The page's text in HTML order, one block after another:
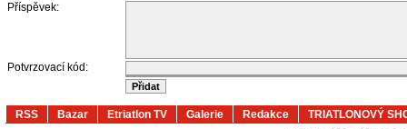
Příspěvek:
Potvrzovací kód:
RSS Bazar Etriatlon TV Galerie Redakce
TRIATLONOVÝ